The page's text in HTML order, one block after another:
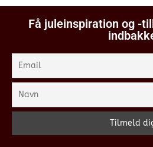
Få juleinspiration og -